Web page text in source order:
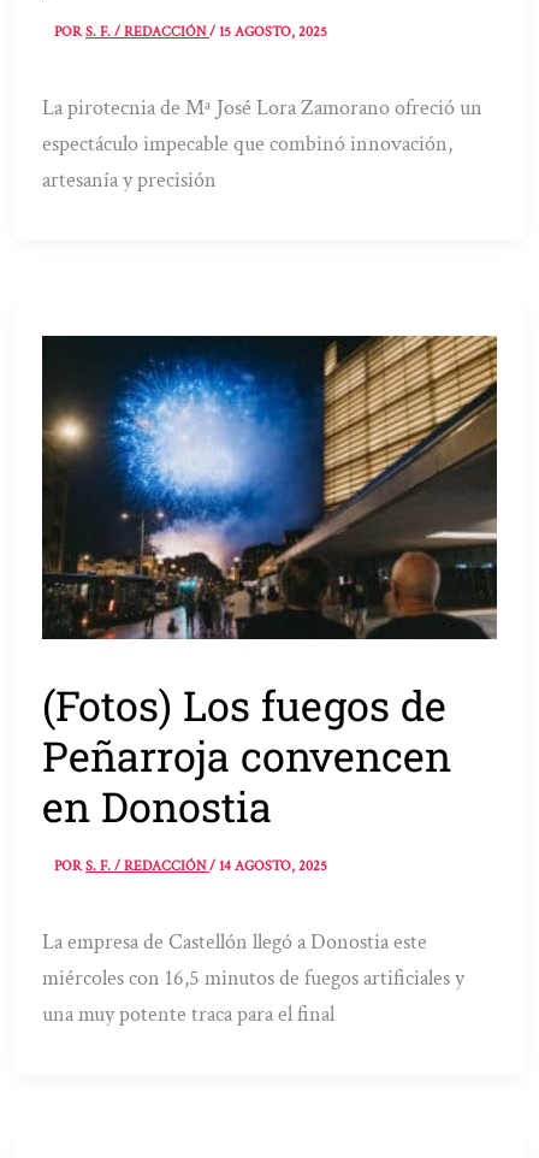
PORS. F. / REDACCIÓN/15 AGOSTO, 2025
La pirotecnia de Mª José Lora Zamorano ofreció un
espectáculo impecable que combinó innovación,
artesanía y precisión
(Fotos) Los fuegos de
Peñarroja convencen
en Donostia
PORS. F. / REDACCIÓN/14 AGOSTO, 2025
La empresa de Castellón llegó a Donostia este
miércoles con 16,5 minutos de fuegos artificiales y
una muy potente traca para el final